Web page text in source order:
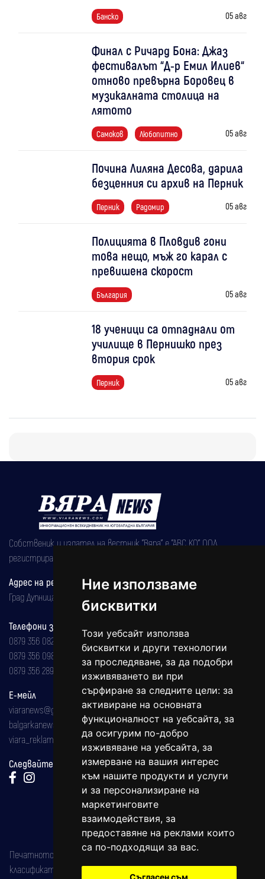
Ние използваме
бисквитки
Този уебсайт използва
бисквитки и други технологии
за проследяване, за да подобри
изживяването ви при
сърфиране за следните цели: за
активиране на основната
функционалност на уебсайта, за
да осигурим по-добро
изживяване на уебсайта, за
измерване на вашия интерес
към нашите продукти и услуги
и за персонализиране на
маркетинговите
взаимодействия, за
предоставяне на реклами които
са по-подходящи за вас.
Съгласен съм
Банско 05 авг
Финал с Ричард Бона: Джаз
фестивалът “Д-р Емил Илиев“
отново превърна Боровец в
музикалната столица на
лятото
Самоков Любопитно 05 авг
Почина Лиляна Десова, дарила
безценния си архив на Перник
Перник Радомир 05 авг
Полицията в Пловдив гони
това нещо, мъж го карал с
превишена скорост
България 05 авг
18 ученици са отпаднали от
училище в Пернишко през
втория срок
Перник 05 авг
Собственик и издател на вестник "Вяра" е "АВС КО" ООД,
регистрирана на 08.05.2002 година.
Адрес на редакцията
Град Дупница, ул.''Христо Ботев" 43
Телефони за реклама и абонаменти
0879 356 082
0879 356 098
0879 356 289
Е-мейл
viaranews@gmail.com
balgarkanews@gmail.com
viara_reklama@mail.bg
Следвайте ни:
Печатното издание на вестника е регистрирано в националния
класификатор на печатните издания (Българска национална